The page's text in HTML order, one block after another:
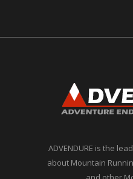
ADVENDURE is the
about Mountain